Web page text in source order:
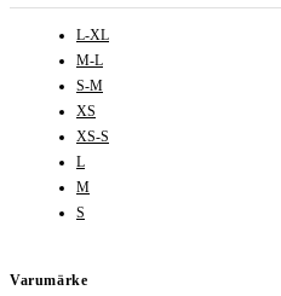
L-XL
M-L
S-M
XS
XS-S
L
M
S
Varumärke